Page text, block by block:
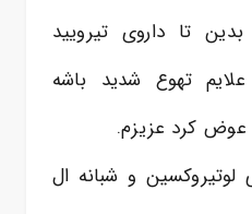
تا داروی تیرویید
تهوع شدید باشه
عوض کرد عزیزم.
و شبانه ال